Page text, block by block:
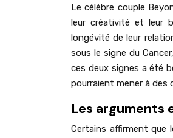
Le célèbre couple
leur créativité et leur
longévité de leur
sous le signe du
ces deux signes a été
pourraient mener à des
Les arguments
Certains affirment que